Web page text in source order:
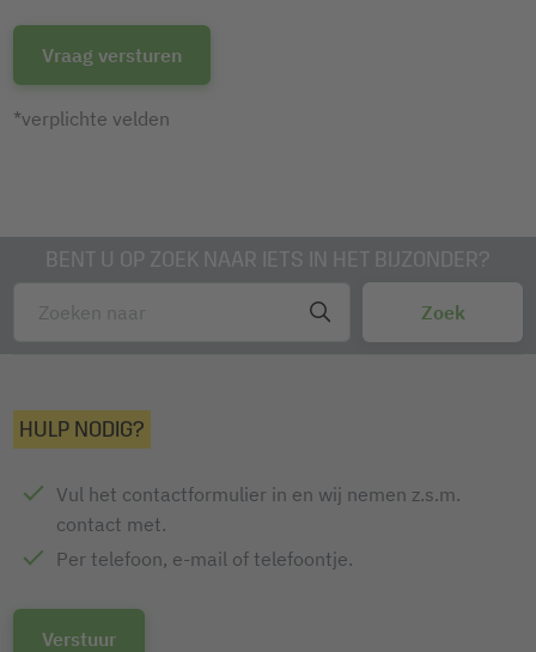
*verplichte velden
BENT U OP ZOEK NAAR IETS IN HET BIJZONDER?
HULP NODIG?
Vul het contactformulier in en wij nemen z.s.m.
contact met.
Per telefoon, e-mail of telefoontje.
Verstuur